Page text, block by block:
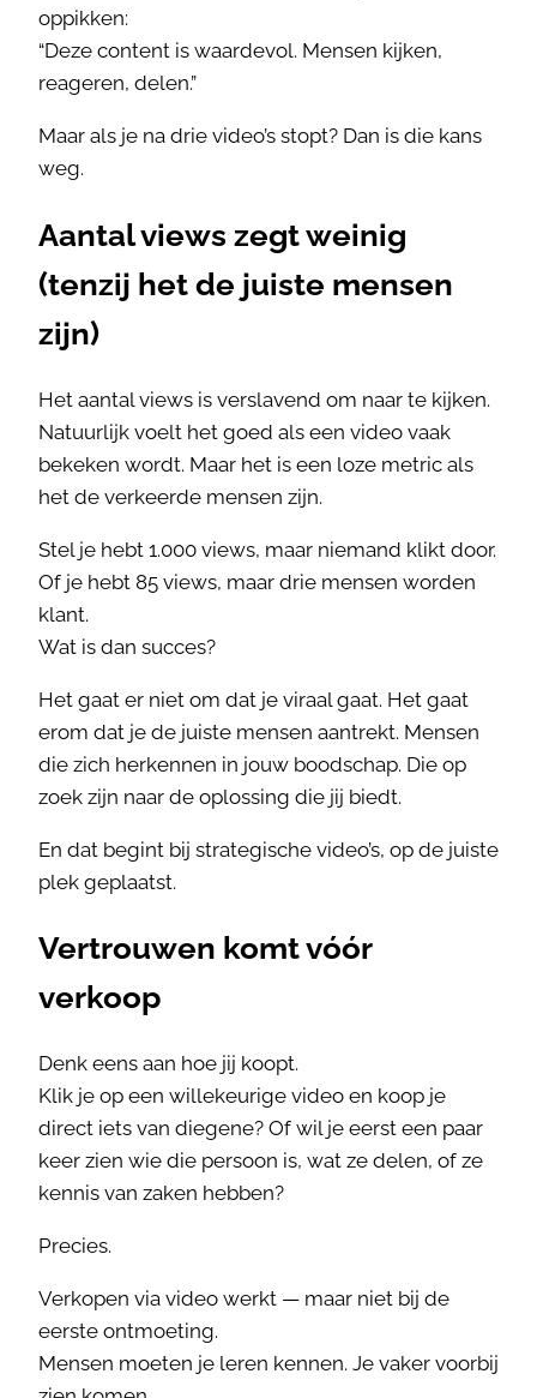
oppikken:
“Deze content is waardevol. Mensen kijken,
reageren, delen.”
Maar als je na drie video’s stopt? Dan is die kans
weg.
Aantal views zegt weinig
(tenzij het de juiste mensen
zijn)
Het aantal views is verslavend om naar te kijken.
Natuurlijk voelt het goed als een video vaak
bekeken wordt. Maar het is een loze metric als
het de verkeerde mensen zijn.
Stel je hebt 1.000 views, maar niemand klikt door.
Of je hebt 85 views, maar drie mensen worden
klant.
Wat is dan succes?
Het gaat er niet om dat je viraal gaat. Het gaat
erom dat je de juiste mensen aantrekt. Mensen
die zich herkennen in jouw boodschap. Die op
zoek zijn naar de oplossing die jij biedt.
En dat begint bij strategische video’s, op de juiste
plek geplaatst.
Vertrouwen komt vóór
verkoop
Denk eens aan hoe jij koopt.
Klik je op een willekeurige video en koop je
direct iets van diegene? Of wil je eerst een paar
keer zien wie die persoon is, wat ze delen, of ze
kennis van zaken hebben?
Precies.
Verkopen via video werkt — maar niet bij de
eerste ontmoeting.
Mensen moeten je leren kennen. Je vaker voorbij